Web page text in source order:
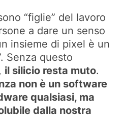
“figlie” del lavoro
a dare un senso
insieme di pixel è un
Senza questo
il silicio resta muto.
non è un software
qualsiasi, ma
dalla nostra